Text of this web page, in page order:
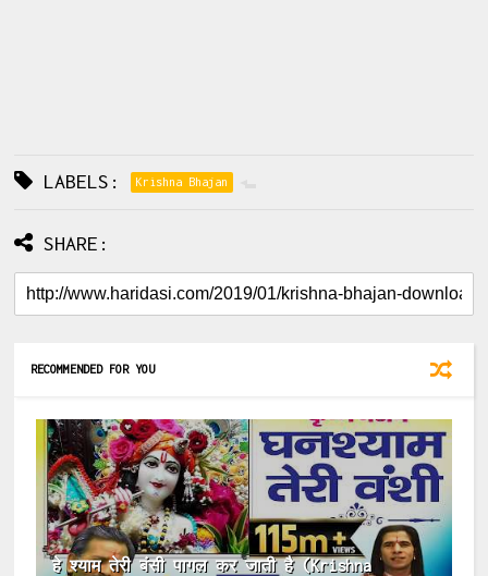
LABELS: Krishna Bhajan
SHARE:
RECOMMENDED FOR YOU
हे श्याम तेरी बंसी पागल कर जाती है (Krishna